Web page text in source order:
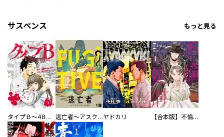
サスペンス もっと見る
タイプＢ～48時間後、致死率100％～【単話】 逃亡者～アスクレピオスの杖～ヤドカリ 【合本版】不倫処刑